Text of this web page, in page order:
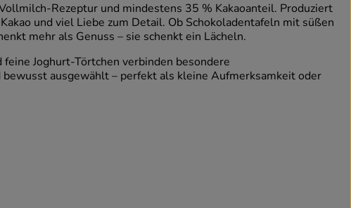
Rezeptur und mindestens 35 % Kakaoanteil. Produziert
und viel Liebe zum Detail. Ob Schokoladentafeln mit süßen
mehr als Genuss – sie schenkt ein Lächeln.
Joghurt-Törtchen verbinden besondere
ausgewählt – perfekt als kleine Aufmerksamkeit oder